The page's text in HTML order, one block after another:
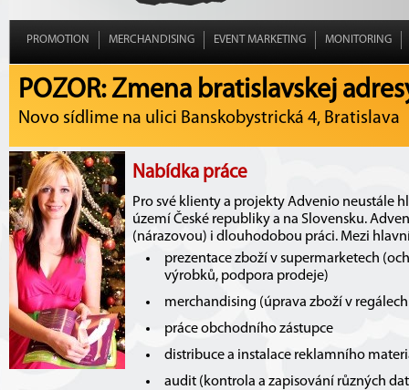
PROMOTION MERCHANDISING EVENT MARKETING MONITORING
POZOR: Zmena bratislavskej
Novo sídlime na ulici Banskobystrická 4, Bratislava
Nabídka práce
Pro své klienty a projekty Advenio neustále
území České republiky a na Slovensku.
(nárazovou) i dlouhodobou práci. Mezi
prezentace zboží v supermarketech
výrobků, podpora prodeje)
merchandising (úprava zboží v
práce obchodního zástupce
distribuce a instalace reklamního
audit (kontrola a zapisování různých